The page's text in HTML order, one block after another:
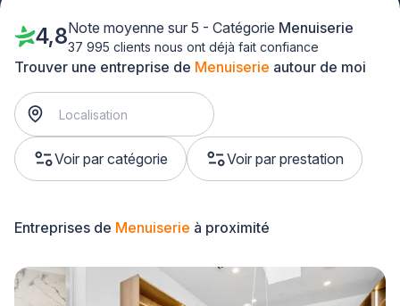
Trouver une entreprise de Menuiserie autour de moi
Voir par catégorie Voir par prestation
4,8Note moyenne sur 5 - Catégorie Menuiserie
37 995 clients nous ont déjà fait confiance
Entreprises de Menuiserie à proximité